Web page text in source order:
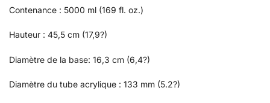
Contenance : 5000 ml (169 fl. oz.)
Hauteur : 45,5 cm (17,9?)
Diamètre de la base: 16,3 cm (6,4?)
Diamètre du tube acrylique : 133 mm (5.2?)